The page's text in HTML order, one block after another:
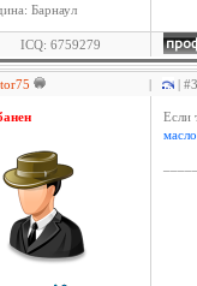
Барнаул
ICQ: 6759279
| |
Если
масло